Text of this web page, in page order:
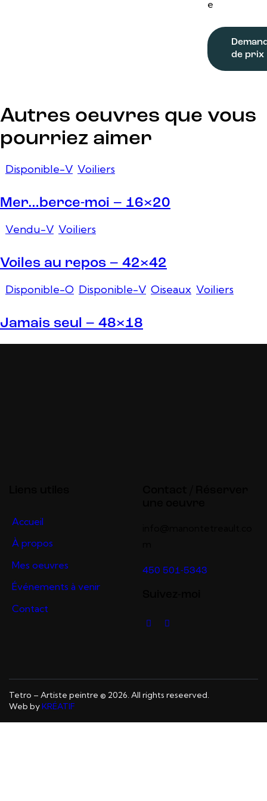
e
de prix
Autres oeuvres que vous
pourriez aimer
Disponible-V Voiliers
Mer…berce-moi – 16×20
Vendu-V Voiliers
Voiles au repos – 42×42
Disponible-O Disponible-V Oiseaux Voiliers
Jamais seul – 48×18
Accueil
À propos
Mes oeuvres
Événements à venir
Contact
450 501-5343
Tetro – Artiste peintre © 2026. All rights reseerved.
Web byKRÉATIF